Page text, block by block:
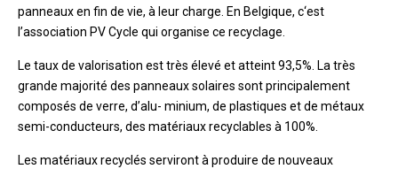
panneaux en fin de vie, à leur charge. En Belgique, c‘est
l’association PV Cycle qui organise ce recyclage.
Le taux de valorisation est très élevé et atteint 93,5%. La très
grande majorité des panneaux solaires sont principalement
composés de verre, d’alu- minium, de plastiques et de métaux
semi-conducteurs, des matériaux recyclables à 100%.
Les matériaux recyclés serviront à produire de nouveaux